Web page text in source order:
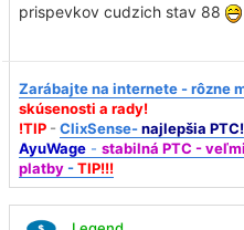
prispevkov cudzich stav 88
Zarábajte na internete - rôzne
skúsenosti a rady!
!TIP - ClixSense-najlepšia PTC!
AyuWage - stabilná PTC -
platby -TIP!!!